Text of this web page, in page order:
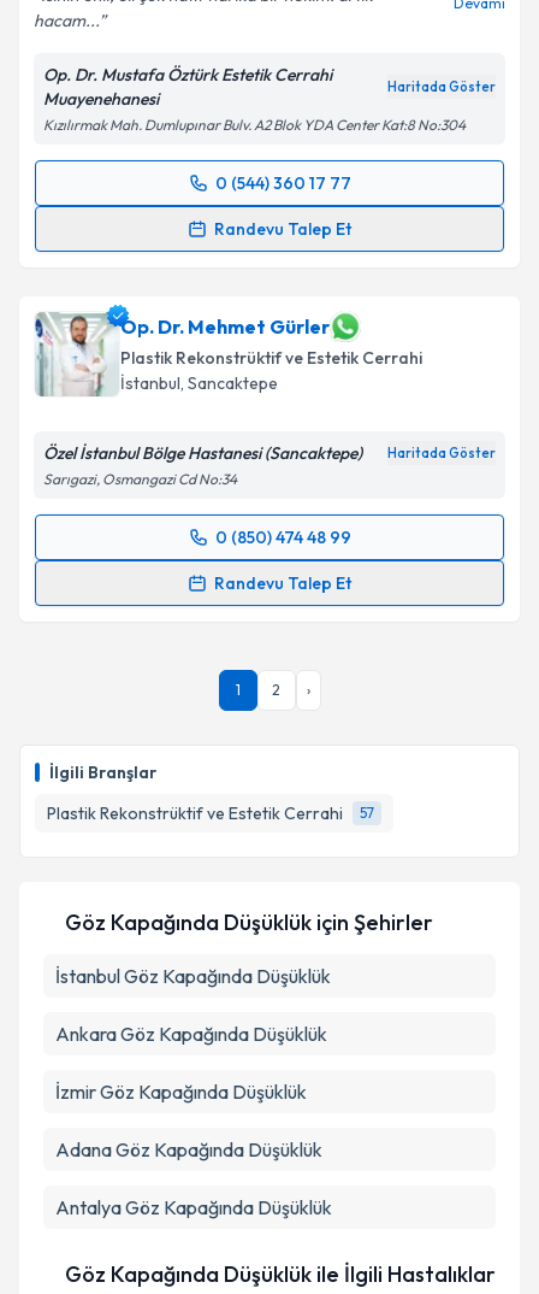
İlgili Branşlar
Plastik Rekonstrüktif ve Estetik Cerrahi
57
kapsamda işlenmesini kabul ediyorum.
hacam...
Op. Dr. Mustafa Öztürk Estetik Cerrahi
Muayenehanesi
Haritada Göster
Kızılırmak Mah. Dumlupınar Bulv. A2 Blok YDA Center Kat:8 No:304
0 (544) 360 17 77
Randevu Talep Et
Randevu Takvimi Talebi
takvim hazırlandığında e-posta ile bilgilendireceğiz.
E-posta Adresiniz
Kişisel verilerimin işlenmesine ilişkin
Metni'ni okudum ve kişisel verilerimin belirtilen
kapsamda işlenmesini kabul ediyorum.
Takvim Talebini Gönder
Op. Dr. Mehmet Gürler
Plastik Rekonstrüktif ve Estetik Cerrahi
İstanbul, Sancaktepe
Özel İstanbul Bölge Hastanesi (Sancaktepe) Haritada Göster
Sarıgazi, Osmangazi Cd No:34
0 (850) 474 48 99
Randevu Talep Et
Randevu Takvimi Talebi
takvim hazırlandığında e-posta ile bilgilendireceğiz.
Takvim Talebini Gönder
1 2 ›
Göz Kapağında Düşüklük için Şehirler
İstanbulGöz Kapağında Düşüklük
AnkaraGöz Kapağında Düşüklük
İzmirGöz Kapağında Düşüklük
AdanaGöz Kapağında Düşüklük
AntalyaGöz Kapağında Düşüklük
Göz Kapağında Düşüklük ile İlgili Hastalıklar